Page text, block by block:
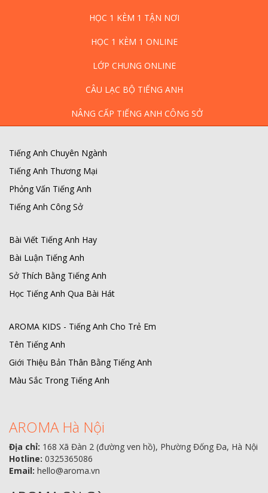
HỌC 1 KÈM 1 TẬN NƠI
HỌC 1 KÈM 1 ONLINE
LỚP CHUNG ONLINE
CÂU LẠC BỘ TIẾNG ANH
NÂNG CẤP TIẾNG ANH CÔNG SỞ
Tiếng Anh Chuyên Ngành
Tiếng Anh Thương Mại
Phỏng Vấn Tiếng Anh
Tiếng Anh Công Sở
Bài Viết Tiếng Anh Hay
Bài Luận Tiếng Anh
Sở Thích Bằng Tiếng Anh
Học Tiếng Anh Qua Bài Hát
AROMA KIDS - Tiếng Anh Cho Trẻ Em
Tên Tiếng Anh
Giới Thiệu Bản Thân Bằng Tiếng Anh
Màu Sắc Trong Tiếng Anh
AROMA Hà Nội
Địa chỉ: 168 Xã Đàn 2 (đường ven hồ), Phường Đống Đa, Hà Nội
Hotline: 0325365086
Email: hello@aroma.vn